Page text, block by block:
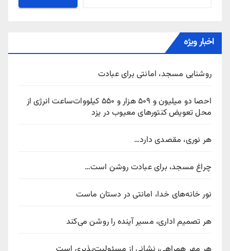
اخبار ویژه
روشنایی مسجد، امانتی برای عبادت
احصا دو میلیون و ۵۰۹ هزار و ۵۵۰ کیلووات‌ساعت انرژی از
محل تعویض کنتورهای معیوب در یزد
هر نوری، مقصدی دارد…
چراغ مسجد، برای عبادت روشن است…
نور خانه‌های خدا، امانتی در دستان ماست
هر تصمیم اداری، مسیر آینده را روشن می‌کند